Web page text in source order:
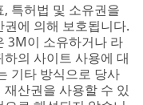
특허법 및 소유권을
에 의해 보호됩니다.
3M이 소유하거나 라
의 사이트 사용에 대
기타 방식으로 당사
산권을 사용할 수 있